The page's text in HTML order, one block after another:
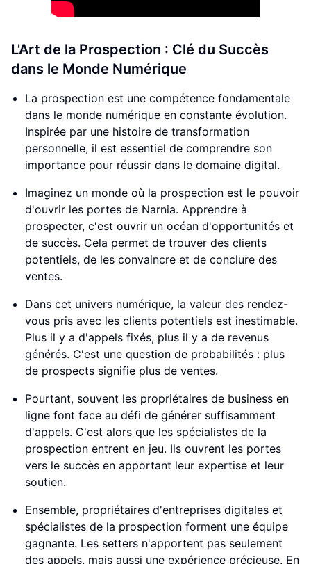
L'Art de la Prospection : Clé du Succès
dans le Monde Numérique
La prospection est une compétence fondamentale
dans le monde numérique en constante évolution.
Inspirée par une histoire de transformation
personnelle, il est essentiel de comprendre son
importance pour réussir dans le domaine digital.
Imaginez un monde où la prospection est le pouvoir
d'ouvrir les portes de Narnia. Apprendre à
prospecter, c'est ouvrir un océan d'opportunités et
de succès. Cela permet de trouver des clients
potentiels, de les convaincre et de conclure des
ventes.
Dans cet univers numérique, la valeur des rendez-
vous pris avec les clients potentiels est inestimable.
Plus il y a d'appels fixés, plus il y a de revenus
générés. C'est une question de probabilités : plus
de prospects signifie plus de ventes.
Pourtant, souvent les propriétaires de business en
ligne font face au défi de générer suffisamment
d'appels. C'est alors que les spécialistes de la
prospection entrent en jeu. Ils ouvrent les portes
vers le succès en apportant leur expertise et leur
soutien.
Ensemble, propriétaires d'entreprises digitales et
spécialistes de la prospection forment une équipe
gagnante. Les setters n'apportent pas seulement
des appels, mais aussi une expérience précieuse. En